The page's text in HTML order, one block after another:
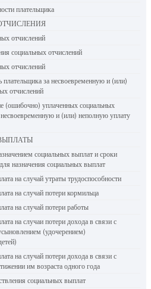
плательщика
отчислений
социальных отчислений
отчислений
плательщика за несвоевременную и (или)
отчислений
(ошибочно) уплаченных социальных
и (или) неполную уплату
социальных выплат и сроки
назначения социальных выплат
на случай утраты трудоспособности
на случай потери кормильца
на случай потери работы
на случаи потери дохода в связи с
(удочерением)
на случай потери дохода в связи с
им возраста одного года
социальных выплат